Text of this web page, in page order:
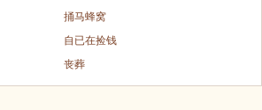
捅马蜂窝
自已在捡钱
丧葬